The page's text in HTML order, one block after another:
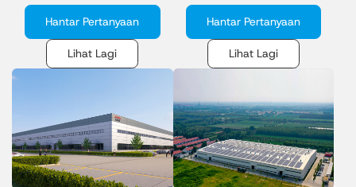
Hantar Pertanyaan
Lihat Lagi
Hantar Pertanyaan
Lihat Lagi